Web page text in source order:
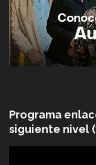
Programa
siguiente nivel